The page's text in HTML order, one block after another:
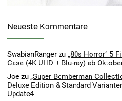
Neueste Kommentare
SwabianRanger zu „80s Horror“ 5
Case (4K UHD + Blu-ray) ab
Joe zu „Super Bomberman
Deluxe Edition & Standard
Update4